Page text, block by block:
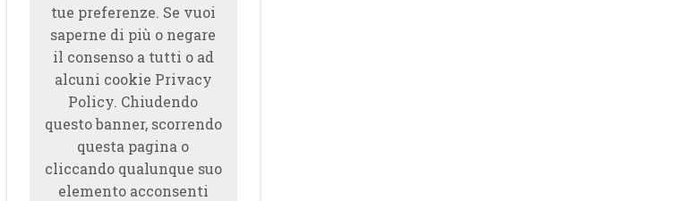
tue preferenze. Se vuoi
saperne di più o negare
il consenso a tutti o ad
alcuni cookie Privacy
Policy. Chiudendo
questo banner, scorrendo
questa pagina o
cliccando qualunque suo
elemento acconsenti